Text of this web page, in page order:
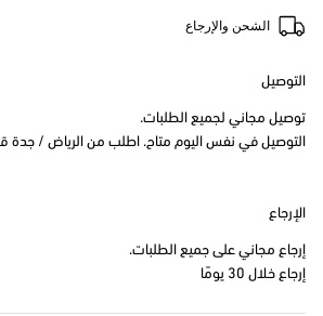
الشحن والإرجاع
التوصيل
توصيل مجاني لجميع الطلبات.
التوصيل في نفس اليوم متاح. اطلب من الرياض / جدة قبل
الإرجاع
إرجاع مجاني على جميع الطلبات.
إرجاع خلال 30 يومًا